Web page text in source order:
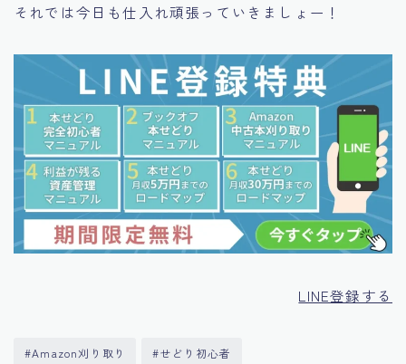
それでは今日も仕入れ頑張っていきましょー！
LINE登録する
#Amazon刈り取り #せどり初心者